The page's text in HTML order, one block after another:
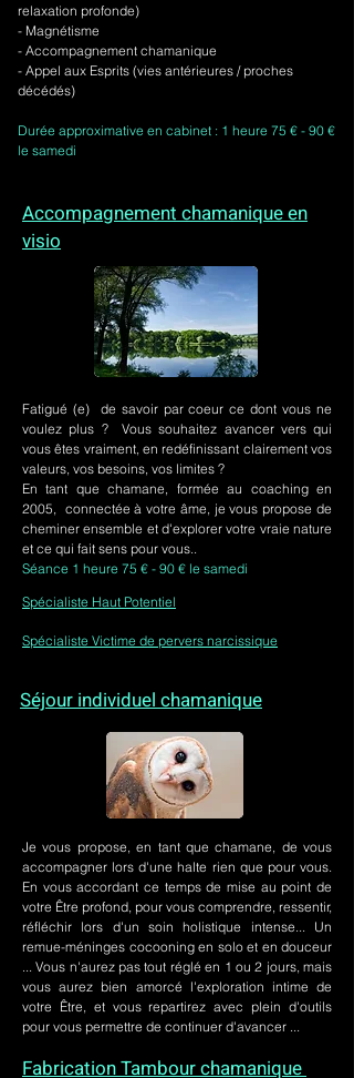
relaxation profonde)
- Magnétisme
- Accompagnement chamanique
- Appel aux Esprits (vies antérieures / proches
décédés)
Durée approximative en cabinet : 1 heure 75 € - 90 €
le samedi
Accompagnement chamanique en
visio
Fatigué (e) de savoir par coeur ce dont vous ne
voulez plus ? Vous souhaitez avancer vers qui
vous êtes vraiment, en redéfinissant clairement vos
valeurs, vos besoins, vos limites ?
En tant que chamane, formée au coaching en
2005, connectée à votre âme, je vous propose de
cheminer ensemble et d'explorer votre vraie nature
et ce qui fait sens pour vous..
Séance 1 heure 75 € - 90 € le samedi
Spécialiste Haut Potentiel
Spécialiste Victime de pervers narcissique
Séjour individuel chamanique
Je vous propose, en tant que chamane, de vous
accompagner lors d'une halte rien que pour vous.
En vous accordant ce temps de mise au point de
votre Être profond, pour vous comprendre, ressentir,
réfléchir lors d'un soin holistique intense... Un
remue-méninges cocooning en solo et en douceur
... Vous n'aurez pas tout réglé en 1 ou 2 jours, mais
vous aurez bien amorcé l'exploration intime de
votre Être, et vous repartirez avec plein d'outils
pour vous permettre de continuer d'avancer ...
Fabrication Tambour chamanique